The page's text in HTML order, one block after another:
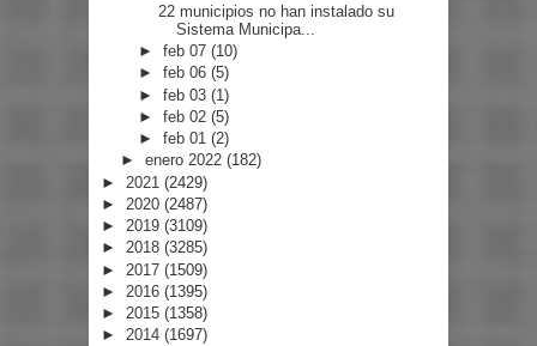
22 municipios no han instalado su
Sistema Municipa...
►feb 07(10)
►feb 06(5)
►feb 03(1)
►feb 02(5)
►feb 01(2)
► enero 2022 (182)
► 2021 (2429)
► 2020 (2487)
► 2019 (3109)
► 2018 (3285)
► 2017 (1509)
► 2016 (1395)
► 2015 (1358)
► 2014 (1697)